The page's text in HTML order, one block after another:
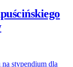
stypendium dla